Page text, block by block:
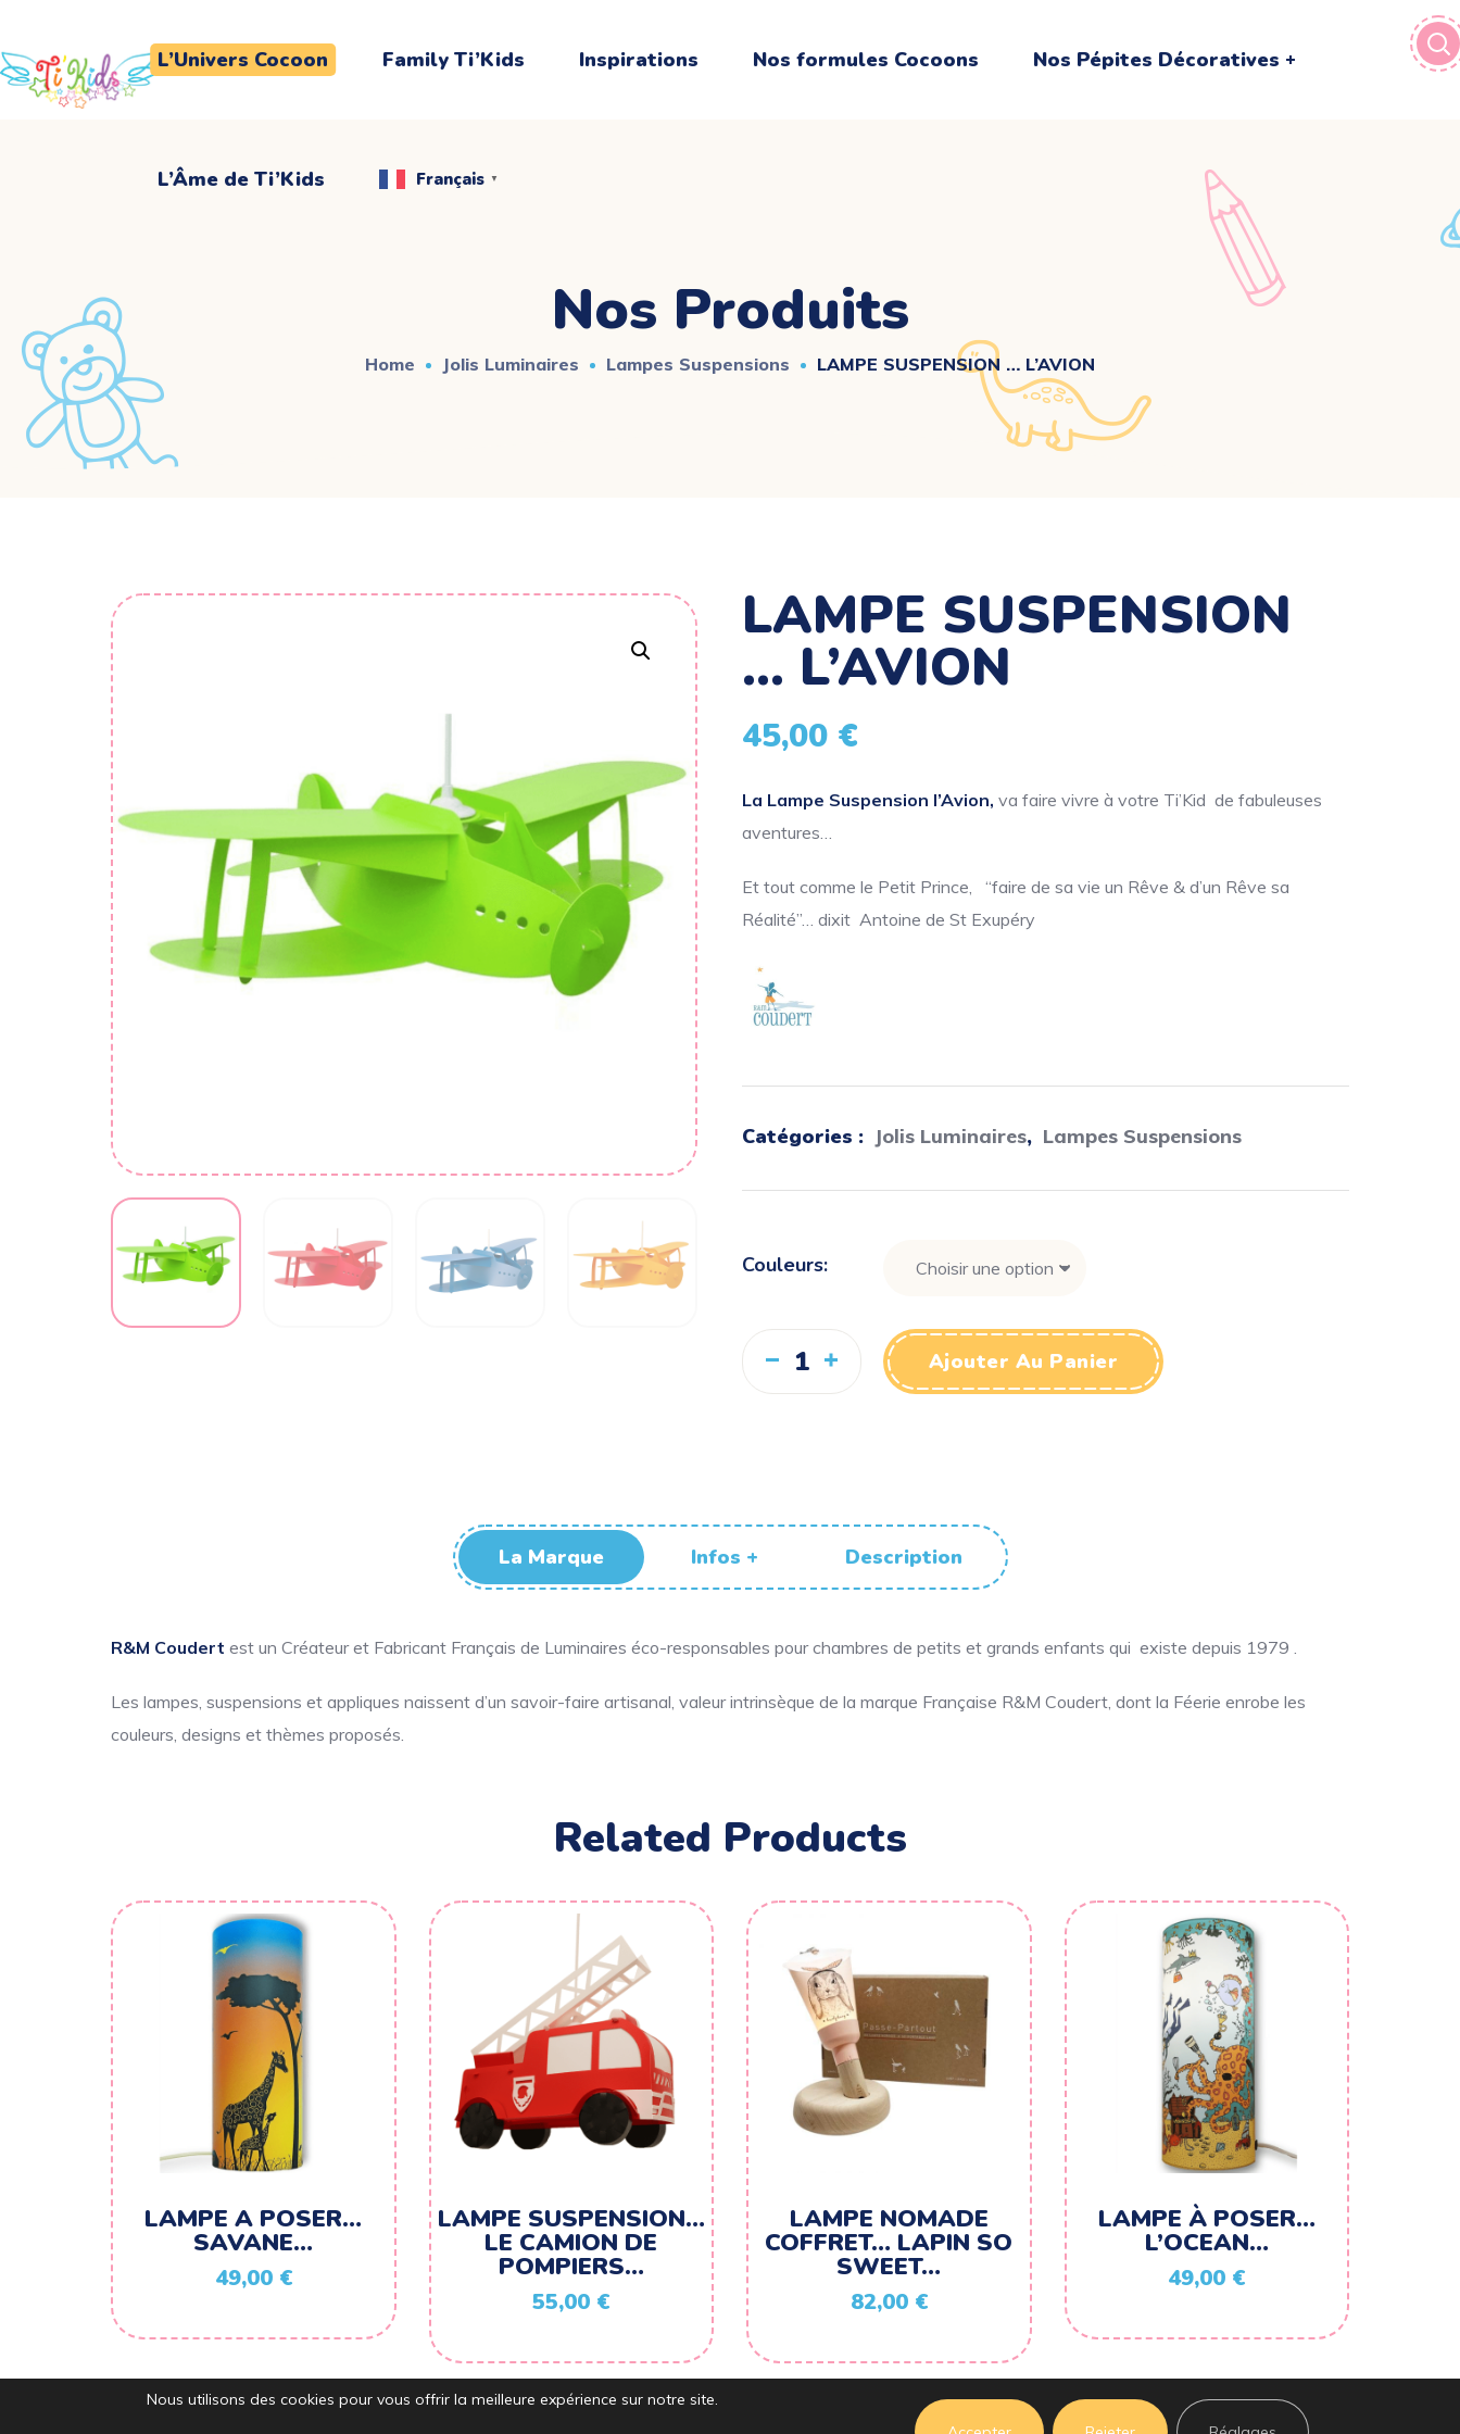
L’Univers Cocoon Family Ti’Kids Inspirations Nos formules Cocoons Nos Pépites Décoratives
L’Âme de Ti’Kids Français ▼
L’Âme de Ti’Kids Français ▼
Nos Produits
Home Jolis Luminaires Lampes Suspensions LAMPE SUSPENSION … L’AVION
LAMPE SUSPENSION
… L’AVION
45,00 €
La Lampe Suspension l’Avion, va faire vivre à votre Ti’Kid de fabuleuses
aventures…
Et tout comme le Petit Prince, “faire de sa vie un Rêve & d’un Rêve sa
Réalité”… dixit Antoine de St Exupéry
Catégories : Jolis Luminaires, Lampes Suspensions
Couleurs
Ajouter Au Panier
La Marque Infos + Description
R&M Coudert est un Créateur et Fabricant Français de Luminaires éco-responsables pour chambres de petits et grands enfants qui existe depuis 1979 .
Les lampes, suspensions et appliques naissent d’un savoir-faire artisanal, valeur intrinsèque de la marque Française R&M Coudert, dont la Féerie enrobe les
couleurs, designs et thèmes proposés.
Related Products
LAMPE A POSER…
SAVANE…
49,00 €
LAMPE SUSPENSION…
LE CAMION DE
POMPIERS…
55,00 €
LAMPE NOMADE
COFFRET… LAPIN SO
SWEET…
82,00 €
LAMPE À POSER…
L’OCEAN…
49,00 €
Nous utilisons des cookies pour vous offrir la meilleure expérience sur notre site.